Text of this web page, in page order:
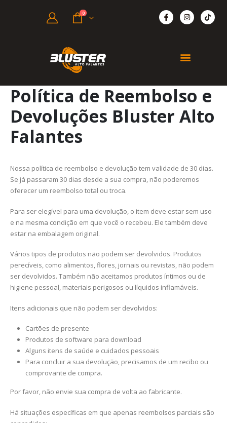
0
Política de Reembolso e
Devoluções Bluster Alto
Falantes
Nossa política de reembolso e devolução tem validade de 30 dias.
Se já passaram 30 dias desde a sua compra, não poderemos
oferecer um reembolso total ou troca.
Para ser elegível para uma devolução, o item deve estar sem uso
e na mesma condição em que você o recebeu. Ele também deve
estar na embalagem original.
Vários tipos de produtos não podem ser devolvidos. Produtos
perecíveis, como alimentos, flores, jornais ou revistas, não podem
ser devolvidos. Também não aceitamos produtos íntimos ou de
higiene pessoal, materiais perigosos ou líquidos inflamáveis.
Itens adicionais que não podem ser devolvidos:
Cartões de presente
Produtos de software para download
Alguns itens de saúde e cuidados pessoais
Para concluir a sua devolução, precisamos de um recibo ou
comprovante de compra.
Por favor, não envie sua compra de volta ao fabricante.
Há situações específicas em que apenas reembolsos parciais são